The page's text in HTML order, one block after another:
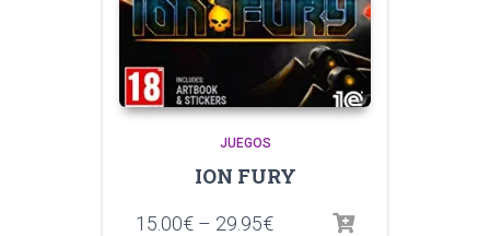
JUEGOS
ION FURY
15.00€ – 29.95€